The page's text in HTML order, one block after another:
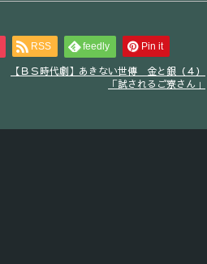
RSS feedly Pin it
【ＢＳ時代劇】あきない世傳 金と銀（４）
「試されるご寮さん」